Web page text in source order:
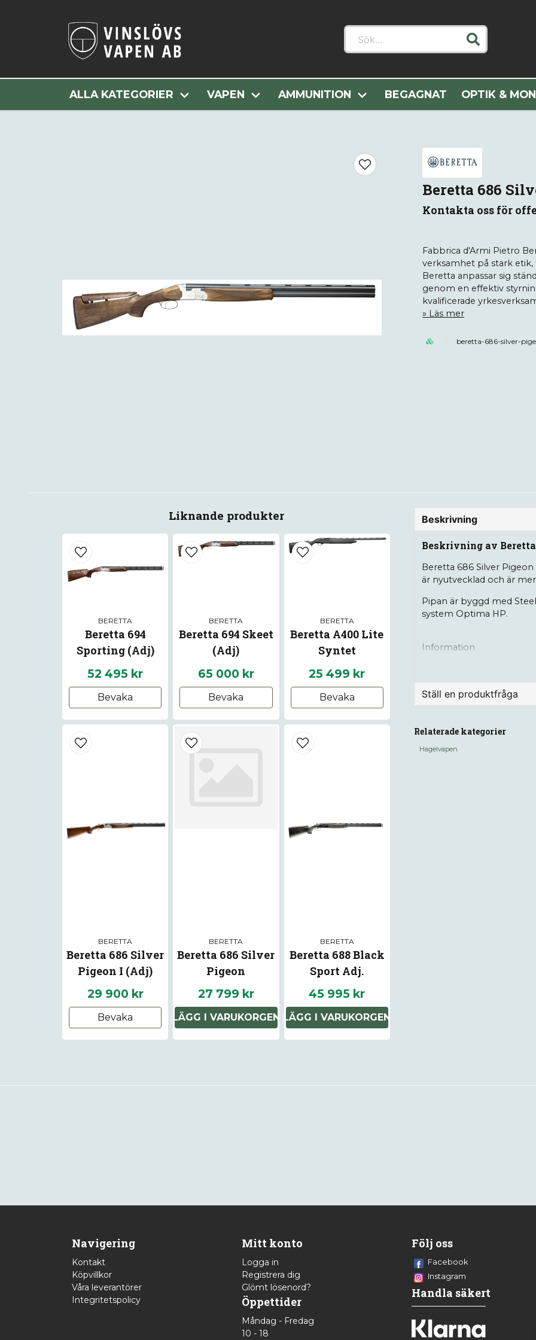
Sök...
ALLA KATEGORIER VAPEN AMMUNITION BEGAGNAT OPTIK &
Hem Alla Kategorier Vapen Hagelvapen Beretta 686 Silver
Beretta 686
Kontakta oss för
Fabbrica d'Armi Pietro
verksamhet på stark
Beretta anpassar sig
genom en effektiv
kvalificerade
Läs mer
beretta-686-silver-
Liknande produkter
BERETTA
Beretta 694
Sporting (Adj)
52 495 kr
Bevaka
BERETTA
Beretta 694 Skeet
(Adj)
65 000 kr
Bevaka
BERETTA
Beretta A400 Lite
Syntet
25 499 kr
Bevaka
BERETTA
Beretta 686 Silver
Pigeon I (Adj)
Vänster
29 900 kr
Bevaka
BERETTA
Beretta 686 Silver
Pigeon
27 799 kr
LÄGG I VARUKORGEN
BERETTA
Beretta 688 Black
Sport Adj.
45 995 kr
LÄGG I VARUKORGEN
Beskrivning
Beskrivning av
Beretta 686 Silver
är nyutvecklad och är
Pipan är byggd med
system Optima HP.
Information
Piplängd: 71cm,
Kolv: Ställbar
Choker: Ja
Vikt: ca 3,2kg
Ställ en produktfråga
Fråga oss något om
Relaterade kategorier
Hagelvapen
Navigering
Kontakt
Köpvillkor
Våra leverantörer
Integritetspolicy
Mitt konto
Logga in
Registrera dig
Glömt lösenord?
Öppettider
Måndag - Fredag
10 - 18
Följ oss
Facebook
Instagram
Handla säkert